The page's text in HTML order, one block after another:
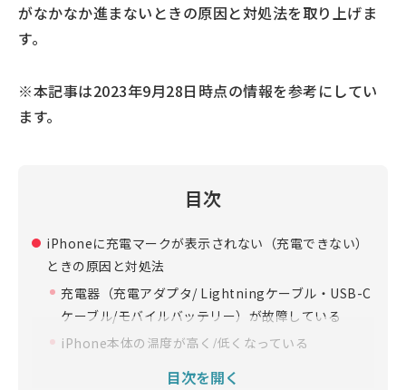
がなかなか進まないときの原因と対処法を取り上げま
す。
※本記事は2023年9月28日時点の情報を参考にしてい
ます。
目次
iPhoneに充電マークが表示されない（充電できない）
ときの原因と対処法
充電器（充電アダプタ/ Lightningケーブル・USB-C
ケーブル/モバイルバッテリー）が故障している
iPhone本体の温度が高く/低くなっている
iPhone本体の充電ポートとケーブル類の接触不良
目次を開く